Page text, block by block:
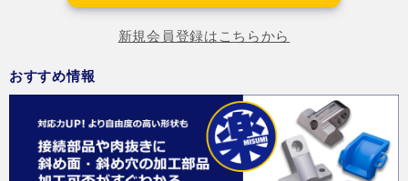
新規会員登録はこちらから
おすすめ情報